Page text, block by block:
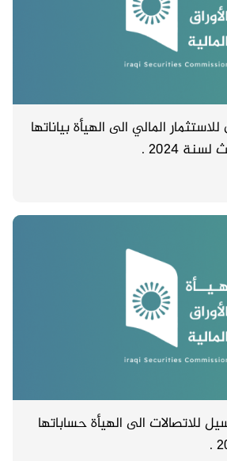
المالي الى الهيأة بياناتها
.
للاتصالات الى الهيأة حساباتها